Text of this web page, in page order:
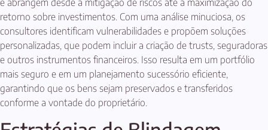
retorno sobre investimentos. Com uma análise minuciosa, os
consultores identificam vulnerabilidades e propõem soluções
personalizadas, que podem incluir a criação de trusts, seguradoras
e outros instrumentos financeiros. Isso resulta em um portfólio
mais seguro e em um planejamento sucessório eficiente,
garantindo que os bens sejam preservados e transferidos
conforme a vontade do proprietário.